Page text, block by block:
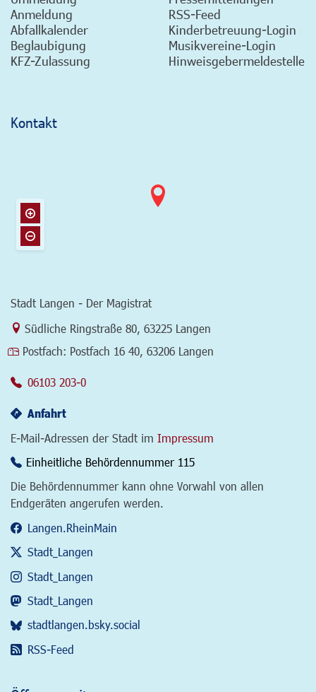
Anmeldung
Abfallkalender
Beglaubigung
KFZ-Zulassung
RSS-Feed
Kinderbetreuung-Login
Musikvereine-Login
Hinweisgebermeldestelle
Kontakt
Stadt Langen - Der Magistrat
Link zur Google-Maps Navigation
Südliche Ringstraße 80, 63225 Langen
Postfach: Postfach 16 40, 63206 Langen
06103 203-0
Anfahrt
E-Mail-Adressen der Stadt im Impressum
Einheitliche Behördennummer 115
Die Behördennummer kann ohne Vorwahl von allen
Endgeräten angerufen werden.
Langen.RheinMain
Stadt_Langen
Stadt_Langen
Stadt_Langen
stadtlangen.bsky.social
RSS-Feed